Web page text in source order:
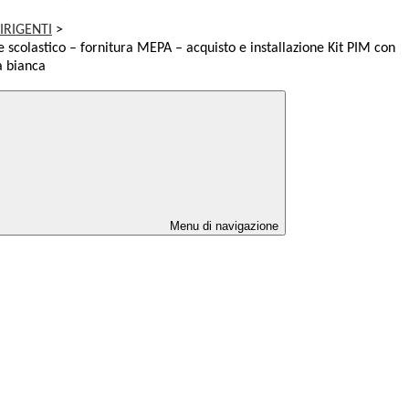
>
– fornitura MEPA – acquisto e installazione Kit PIM con
bianca
Menu di navigazione